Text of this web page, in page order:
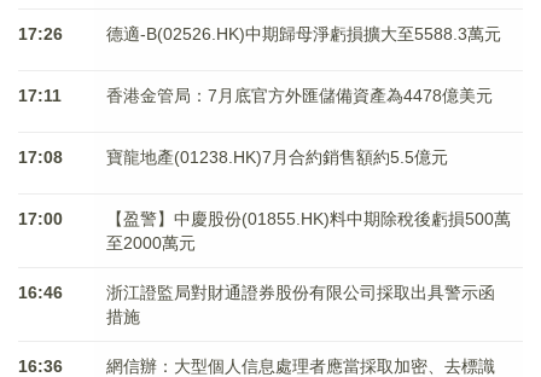
17:26 德適-B(02526.HK)中期歸母淨虧損擴大至5588.3萬元
17:11 香港金管局：7月底官方外匯儲備資產為4478億美元
17:08 寶龍地產(01238.HK)7月合約銷售額約5.5億元
17:00
【盈警】中慶股份(01855.HK)料中期除稅後虧損500萬
至2000萬元
16:46
浙江證監局對財通證券股份有限公司採取出具警示函
措施
16:36
網信辦：大型個人信息處理者應當採取加密、去標識